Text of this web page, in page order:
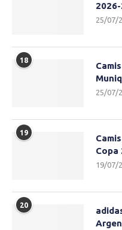
25/07/
18
25/07/
19
Copa
19/07/
20